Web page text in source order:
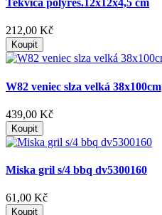
Tekvica polyres.12x12x4,5 cm
212,00 Kč
Koupit
W82 veniec slza velká 38x100cm
439,00 Kč
Koupit
Miska gril s/4 bbq dv5300160
61,00 Kč
Koupit